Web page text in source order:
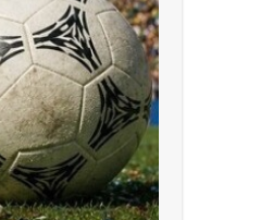
يرفع منسوب التصعيد
أخبار لبنان أسرار
أخبار لبنان مقدمات